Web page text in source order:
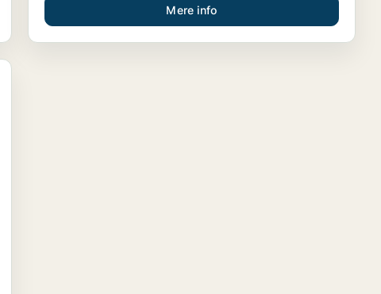
Mere info
eller garage til salg i Region Sjælland
til salg i Region Sjælland